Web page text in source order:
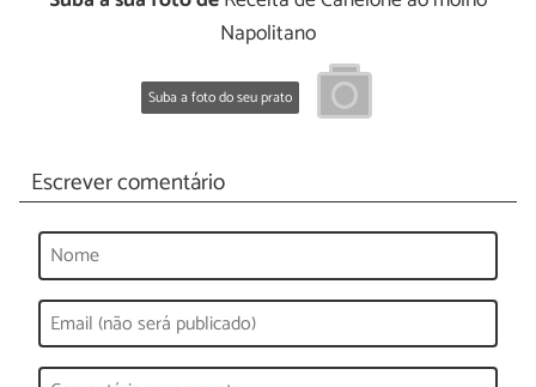
Napolitano
Suba a foto do seu prato
Escrever comentário